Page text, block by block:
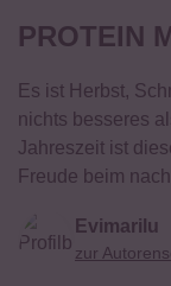
PROTEIN
Es ist Herbst,
nichts besseres
Jahreszeit ist
Freude beim
Evimarilu
zur